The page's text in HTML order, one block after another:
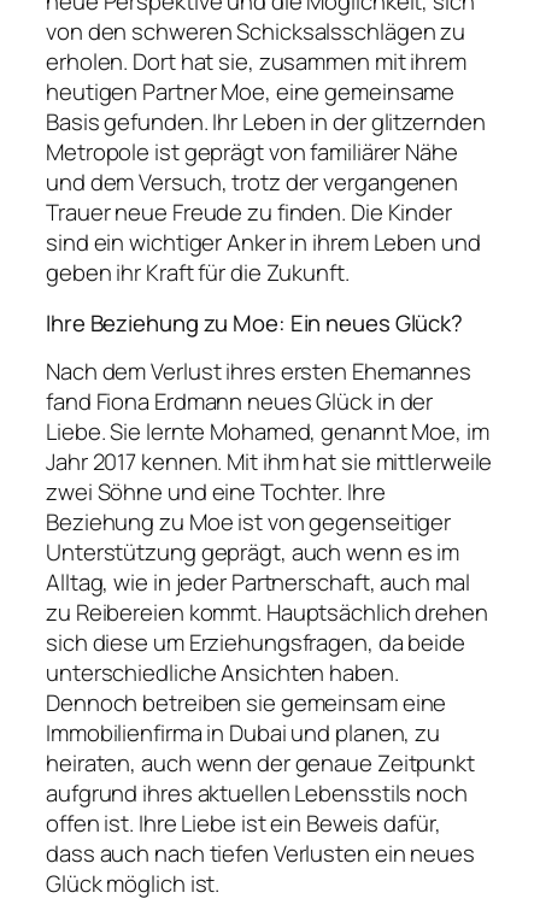
von den schweren Schicksalsschlägen zu
erholen. Dort hat sie, zusammen mit ihrem
heutigen Partner Moe, eine gemeinsame
Basis gefunden. Ihr Leben in der glitzernden
Metropole ist geprägt von familiärer Nähe
und dem Versuch, trotz der vergangenen
Trauer neue Freude zu finden. Die Kinder
sind ein wichtiger Anker in ihrem Leben und
geben ihr Kraft für die Zukunft.
Ihre Beziehung zu Moe: Ein neues Glück?
Nach dem Verlust ihres ersten Ehemannes
fand Fiona Erdmann neues Glück in der
Liebe. Sie lernte Mohamed, genannt Moe, im
Jahr 2017 kennen. Mit ihm hat sie mittlerweile
zwei Söhne und eine Tochter. Ihre
Beziehung zu Moe ist von gegenseitiger
Unterstützung geprägt, auch wenn es im
Alltag, wie in jeder Partnerschaft, auch mal
zu Reibereien kommt. Hauptsächlich drehen
sich diese um Erziehungsfragen, da beide
unterschiedliche Ansichten haben.
Dennoch betreiben sie gemeinsam eine
Immobilienfirma in Dubai und planen, zu
heiraten, auch wenn der genaue Zeitpunkt
aufgrund ihres aktuellen Lebensstils noch
offen ist. Ihre Liebe ist ein Beweis dafür,
dass auch nach tiefen Verlusten ein neues
Glück möglich ist.